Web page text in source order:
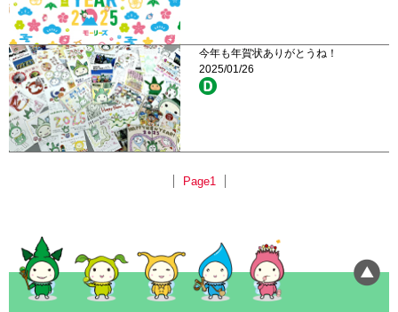
今年も年賀状ありがとうね！
2025/01/26
Page1